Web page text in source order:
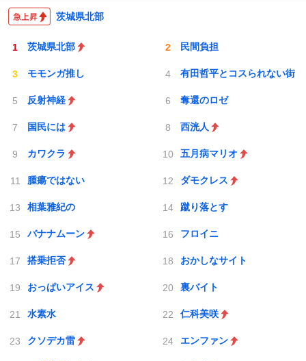
茨城県北部
茨城県北部 民間負担
モモンガ推し 有田哲平とコスられない街
反射神経 奪還のロゼ
国民には 西洸人
カワクラ 五月病マリオ
腫瘍ではない ダモクレス
相葉雅紀の 蹴り落とす
バナナムーン フロイニ
搭乗拒否 おかしなサイト
おっぱいアイス 裏バイト
水素水 仁科美咲
クソデカ雷 エンファン